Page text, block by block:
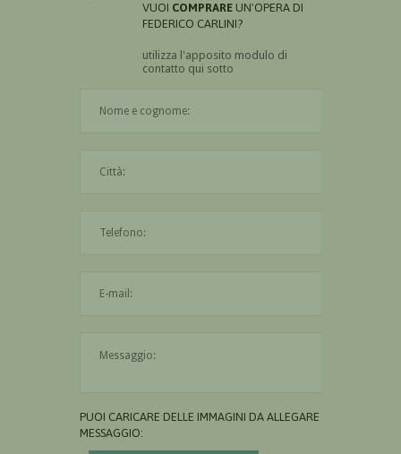
VUOI COMPRARE UN'OPERA DI
FEDERICO CARLINI?
utilizza l'apposito modulo di
contatto qui sotto
PUOI CARICARE DELLE IMMAGINI DA ALLEGARE AL
MESSAGGIO: